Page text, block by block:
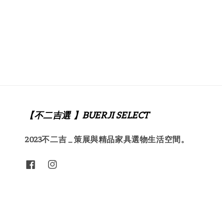
【不二吉選 】BUERJI SELECT
2023不二吉 _ 策展與精品家具選物生活空間。